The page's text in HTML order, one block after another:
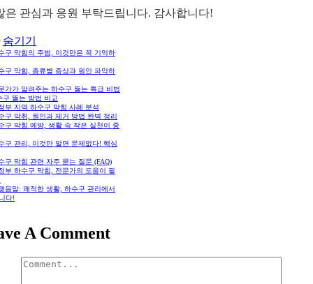
은 관심과 응원 부탁드립니다. 감사합니다!
숨기기
구 막힘의 주범, 이것만은 꼭 기억하
구 막힘, 종류별 증상과 원인 파악하
가가 알려주는 하수구 뚫는 특급 비법
구 뚫는 방법 비교
부 지역 하수구 막힘 사례 분석
구 악취, 원인과 제거 방법 완벽 정리
구 막힘 예방, 생활 속 작은 실천이 중
구 관리, 이것만 알면 문제없다! 핵심
구 막힘 관련 자주 묻는 질문 (FAQ)
부 하수구 막힘, 전문가의 도움이 필
음말: 쾌적한 생활, 하수구 관리에서
다!
A Comment